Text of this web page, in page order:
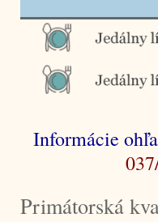
Informácie
Primátorská